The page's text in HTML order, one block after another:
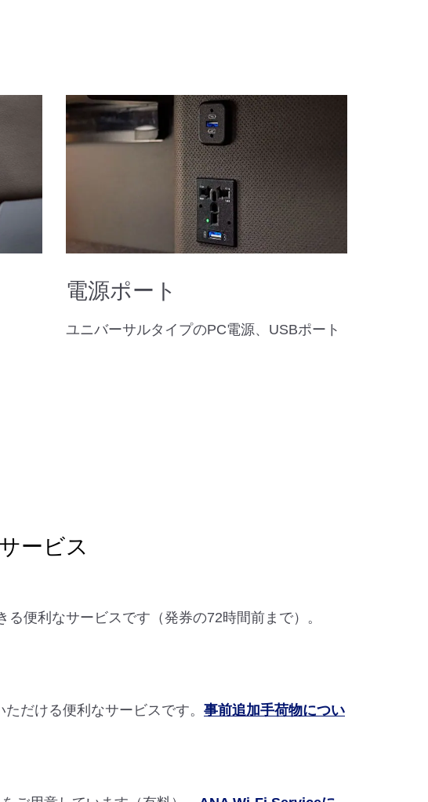
電源ポート
ユニバーサルタイプのPC電源、USBポート
ービス
便利なサービスです（発券の72時間前まで）。
だける便利なサービスです。 事前追加手荷物につい